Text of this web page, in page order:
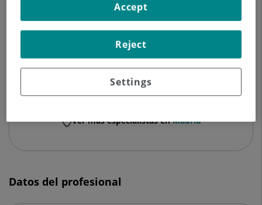
Hospital Universitario Ruber Juan Bravo
C/ Juan Bravo, 39 y 49
Ver más especialistas enMadrid
Datos del profesional
Settings
Reject
Accept